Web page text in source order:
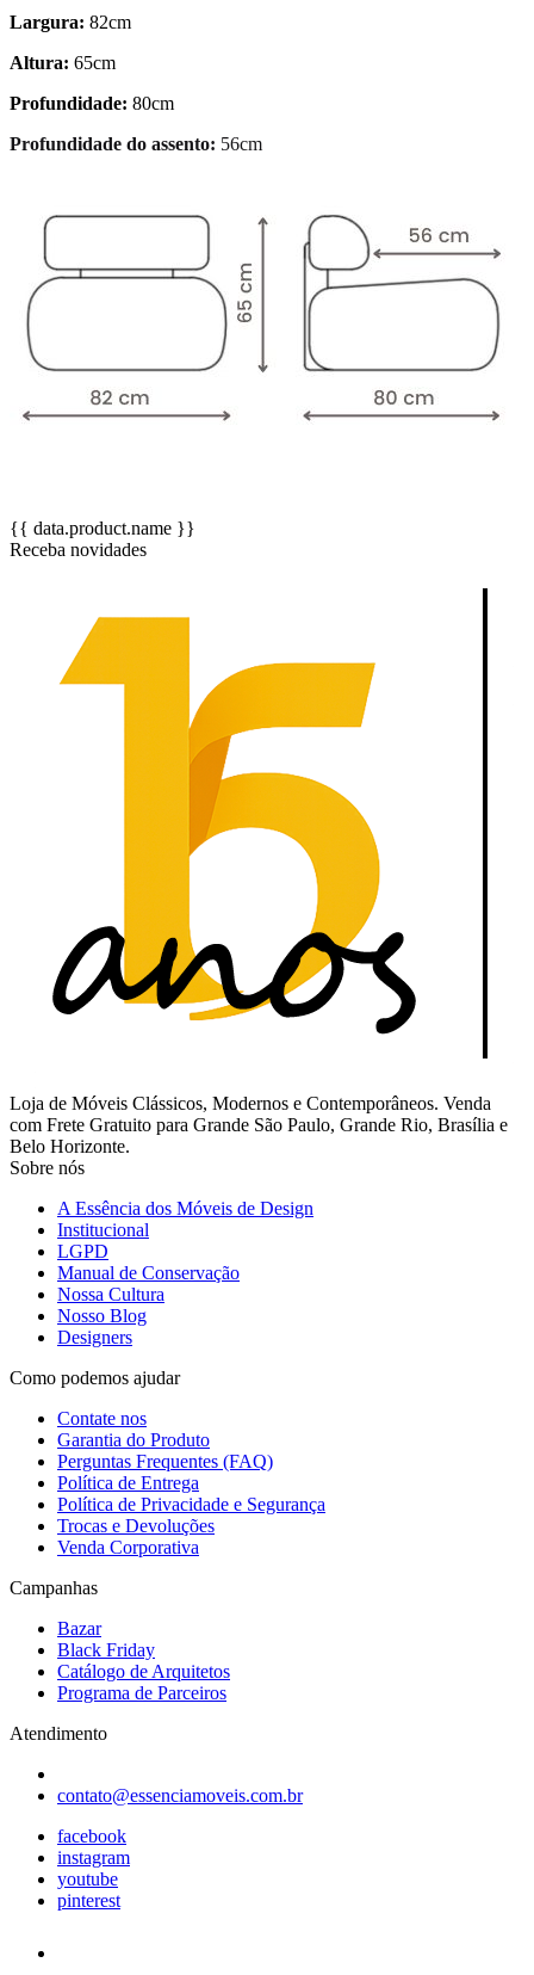
Largura: 82cm
Altura: 65cm
Profundidade: 80cm
Profundidade do assento: 56cm
{{ data.product.name }}
Receba novidades
Loja de Móveis Clássicos, Modernos e Contemporâneos. Venda
com Frete Gratuito para Grande São Paulo, Grande Rio, Brasília e
Belo Horizonte.
Sobre nós
A Essência dos Móveis de Design
Institucional
LGPD
Manual de Conservação
Nossa Cultura
Nosso Blog
Designers
Como podemos ajudar
Contate nos
Garantia do Produto
Perguntas Frequentes (FAQ)
Política de Entrega
Política de Privacidade e Segurança
Trocas e Devoluções
Venda Corporativa
Campanhas
Bazar
Black Friday
Catálogo de Arquitetos
Programa de Parceiros
Atendimento
contato@essenciamoveis.com.br
facebook
instagram
youtube
pinterest